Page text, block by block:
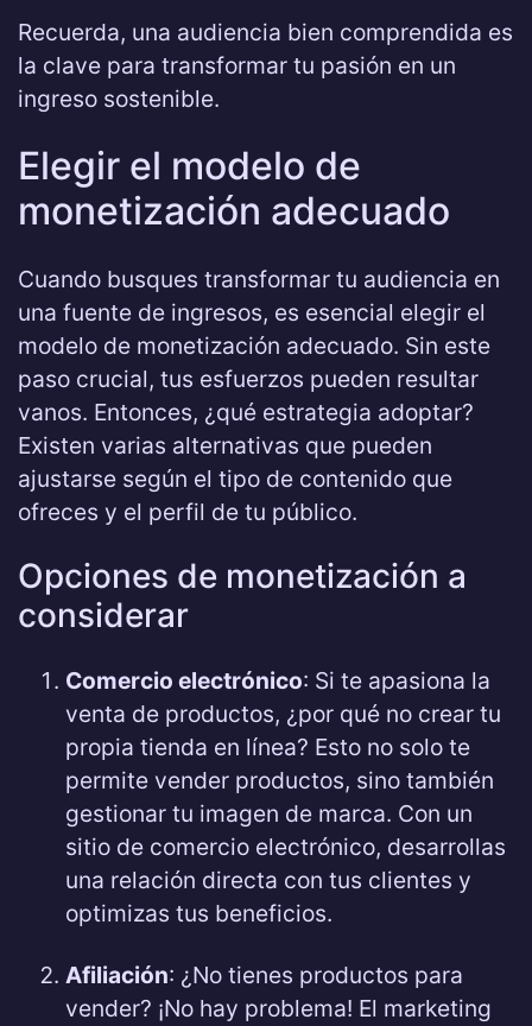
Recuerda, una audiencia bien comprendida es
la clave para transformar tu pasión en un
ingreso sostenible.
Elegir el modelo de
monetización adecuado
Cuando busques transformar tu audiencia en
una fuente de ingresos, es esencial elegir el
modelo de monetización adecuado. Sin este
paso crucial, tus esfuerzos pueden resultar
vanos. Entonces, ¿qué estrategia adoptar?
Existen varias alternativas que pueden
ajustarse según el tipo de contenido que
ofreces y el perfil de tu público.
Opciones de monetización a
considerar
Comercio electrónico: Si te apasiona la
venta de productos, ¿por qué no crear tu
propia tienda en línea? Esto no solo te
permite vender productos, sino también
gestionar tu imagen de marca. Con un
sitio de comercio electrónico, desarrollas
una relación directa con tus clientes y
optimizas tus beneficios.
Afiliación: ¿No tienes productos para
vender? ¡No hay problema! El marketing